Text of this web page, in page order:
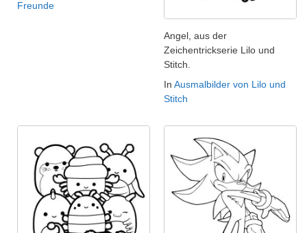
Freunde
Angel, aus der
Zeichentrickserie Lilo und
Stitch.
In Ausmalbilder von Lilo und
Stitch